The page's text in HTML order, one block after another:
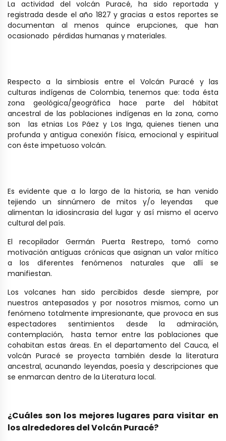
La actividad del volcán Puracé, ha sido reportada y
registrada desde el año 1827 y gracias a estos reportes se
documentan al menos quince erupciones, que han
ocasionado pérdidas humanas y materiales.
Respecto a la simbiosis entre el Volcán Puracé y las
culturas indígenas de Colombia, tenemos que: toda ésta
zona geológica/geográfica hace parte del hábitat
ancestral de las poblaciones indígenas en la zona, como
son las etnias Los Páez y Los Inga, quienes tienen una
profunda y antigua conexión física, emocional y espiritual
con éste impetuoso volcán.
Es evidente que a lo largo de la historia, se han venido
tejiendo un sinnúmero de mitos y/o leyendas que
alimentan la idiosincrasia del lugar y así mismo el acervo
cultural del país.
El recopilador Germán Puerta Restrepo, tomó como
motivación antiguas crónicas que asignan un valor mítico
a los diferentes fenómenos naturales que allí se
manifiestan.
Los volcanes han sido percibidos desde siempre, por
nuestros antepasados y por nosotros mismos, como un
fenómeno totalmente impresionante, que provoca en sus
espectadores sentimientos desde la admiración,
contemplación, hasta temor entre las poblaciones que
cohabitan estas áreas. En el departamento del Cauca, el
volcán Puracé se proyecta también desde la literatura
ancestral, acunando leyendas, poesía y descripciones que
se enmarcan dentro de la Literatura local.
¿Cuáles son los mejores lugares para visitar en
los alrededores del Volcán Puracé?